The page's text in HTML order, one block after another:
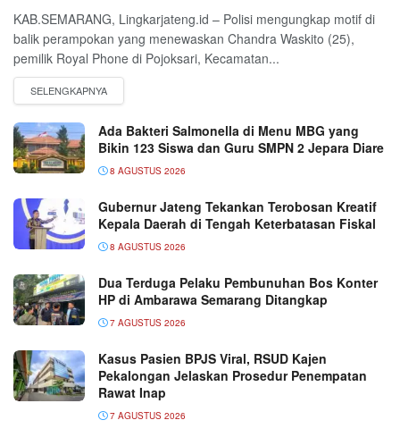
KAB.SEMARANG, Lingkarjateng.id – Polisi mengungkap motif di
balik perampokan yang menewaskan Chandra Waskito (25),
pemilik Royal Phone di Pojoksari, Kecamatan...
Ada Bakteri Salmonella di Menu MBG yang
Bikin 123 Siswa dan Guru SMPN 2 Jepara Diare
8 AGUSTUS 2026
Gubernur Jateng Tekankan Terobosan Kreatif
Kepala Daerah di Tengah Keterbatasan Fiskal
8 AGUSTUS 2026
Dua Terduga Pelaku Pembunuhan Bos Konter
HP di Ambarawa Semarang Ditangkap
7 AGUSTUS 2026
Kasus Pasien BPJS Viral, RSUD Kajen
Pekalongan Jelaskan Prosedur Penempatan
Rawat Inap
7 AGUSTUS 2026